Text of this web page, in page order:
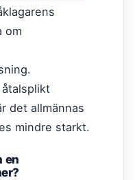
om
det allmännas
mindre starkt.
en